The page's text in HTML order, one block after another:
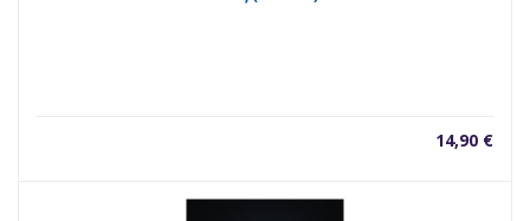
14,90 €